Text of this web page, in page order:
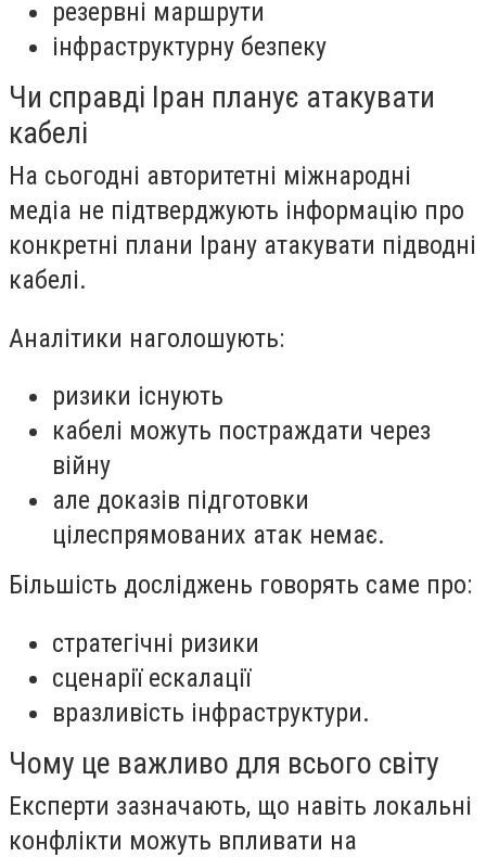
резервні маршрути
інфраструктурну безпеку
Чи справді Іран планує атакувати
кабелі
На сьогодні авторитетні міжнародні
медіа не підтверджують інформацію про
конкретні плани Ірану атакувати підводні
кабелі.
Аналітики наголошують:
ризики існують
кабелі можуть постраждати через
війну
але доказів підготовки
цілеспрямованих атак немає.
Більшість досліджень говорять саме про:
стратегічні ризики
сценарії ескалації
вразливість інфраструктури.
Чому це важливо для всього світу
Експерти зазначають, що навіть локальні
конфлікти можуть впливати на